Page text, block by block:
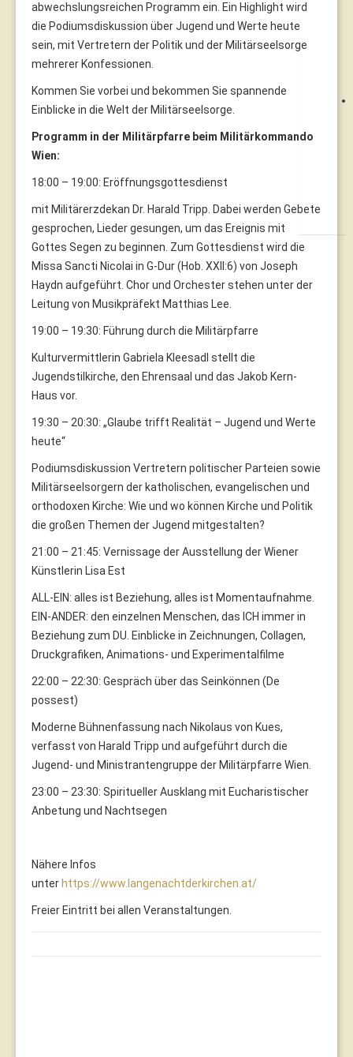
abwechslungsreichen Programm ein. Ein Highlight wird
die Podiumsdiskussion über Jugend und Werte heute
sein, mit Vertretern der Politik und der Militärseelsorge
mehrerer Konfessionen.
Kommen Sie vorbei und bekommen Sie spannende
Einblicke in die Welt der Militärseelsorge.
Programm in der Militärpfarre beim Militärkommando
Wien:
18:00 – 19:00: Eröffnungsgottesdienst
mit Militärerzdekan Dr. Harald Tripp. Dabei werden Gebete
gesprochen, Lieder gesungen, um das Ereignis mit
Gottes Segen zu beginnen. Zum Gottesdienst wird die
Missa Sancti Nicolai in G-Dur (Hob. XXII:6) von Joseph
Haydn aufgeführt. Chor und Orchester stehen unter der
Leitung von Musikpräfekt Matthias Lee.
19:00 – 19:30: Führung durch die Militärpfarre
Kulturvermittlerin Gabriela Kleesadl stellt die
Jugendstilkirche, den Ehrensaal und das Jakob Kern-
Haus vor.
19:30 – 20:30: „Glaube trifft Realität – Jugend und Werte
heute“
Podiumsdiskussion Vertretern politischer Parteien sowie
Militärseelsorgern der katholischen, evangelischen und
orthodoxen Kirche: Wie und wo können Kirche und Politik
die großen Themen der Jugend mitgestalten?
21:00 – 21:45: Vernissage der Ausstellung der Wiener
Künstlerin Lisa Est
ALL-EIN: alles ist Beziehung, alles ist Momentaufnahme.
EIN-ANDER: den einzelnen Menschen, das ICH immer in
Beziehung zum DU. Einblicke in Zeichnungen, Collagen,
Druckgrafiken, Animations- und Experimentalfilme
22:00 – 22:30: Gespräch über das Seinkönnen (De
possest)
Moderne Bühnenfassung nach Nikolaus von Kues,
verfasst von Harald Tripp und aufgeführt durch die
Jugend- und Ministrantengruppe der Militärpfarre Wien.
23:00 – 23:30: Spiritueller Ausklang mit Eucharistischer
Anbetung und Nachtsegen
Nähere Infos
unter https://www.langenachtderkirchen.at/
Freier Eintritt bei allen Veranstaltungen.